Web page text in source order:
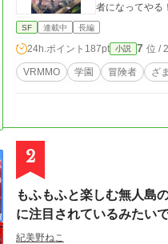
者になってやる
SF 連載中 長編
24h.ポイント 187pt 小説 7 位 /
VRMMO 学園 冒険者 ざ
2
もふもふと楽しむ無人島
に注目されているみたい
紀美野ねこ